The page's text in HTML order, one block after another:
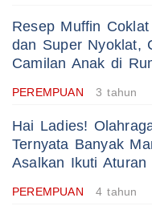
Resep Muffin
dan Super Nyoklat,
Camilan Anak di
PEREMPUAN 3 tahun
Hai Ladies!
Ternyata Banyak
Asalkan Ikuti Aturan
PEREMPUAN 4 tahun